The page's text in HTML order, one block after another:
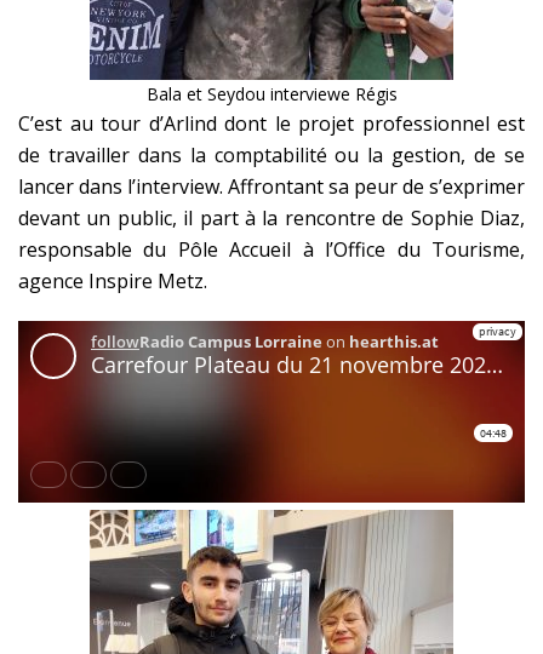
Bala et Seydou interviewe Régis
C’est au tour d’Arlind dont le projet professionnel est
de travailler dans la comptabilité ou la gestion, de se
lancer dans l’interview. Affrontant sa peur de s’exprimer
devant un public, il part à la rencontre de Sophie Diaz,
responsable du Pôle Accueil à l’Office du Tourisme,
agence Inspire Metz.